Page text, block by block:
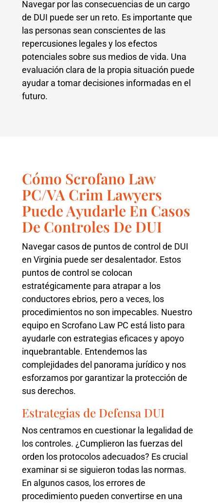
Navegar por las consecuencias de un cargo
de DUI puede ser un reto. Es importante que
las personas sean conscientes de las
repercusiones legales y los efectos
potenciales sobre sus medios de vida. Una
evaluación clara de la propia situación puede
ayudar a tomar decisiones informadas en el
futuro.
Cómo Scrofano Law
PC/VA Crim Lawyers
Puede Ayudarle En Casos
De Controles De DUI
Navegar casos de puntos de control de DUI
en Virginia puede ser desalentador. Estos
puntos de control se colocan
estratégicamente para atrapar a los
conductores ebrios, pero a veces, los
procedimientos no son impecables. Nuestro
equipo en Scrofano Law PC está listo para
ayudarle con estrategias eficaces y apoyo
inquebrantable. Entendemos las
complejidades del panorama jurídico y nos
esforzamos por garantizar la protección de
sus derechos.
Estrategias de Defensa DUI
Nos centramos en cuestionar la legalidad de
los controles. ¿Cumplieron las fuerzas del
orden los protocolos adecuados? Es crucial
examinar si se siguieron todas las normas.
En algunos casos, los errores de
procedimiento pueden convertirse en una